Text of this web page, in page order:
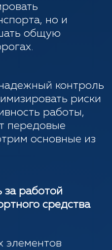
но и
общую
контроль
риски
работы,
передовые
основные из
за работой
средства
элементов